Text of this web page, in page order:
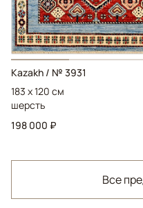
Kazakh / № 3931
183 x 120 см
шерсть
198 000 ₽
Все